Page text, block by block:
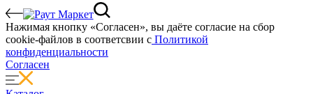
Нажимая кнопку «Согласен», вы даёте cогласие на сбор
cookie-файлов в соответсвии с Политикой
конфиденциальности
Согласен